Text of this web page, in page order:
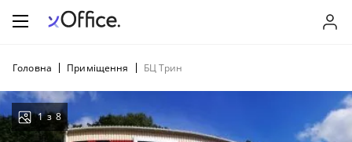
Головна Приміщення БЦ Трин
1 з 8